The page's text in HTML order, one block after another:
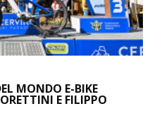
MONDO E-BIKE
E FILIPPO